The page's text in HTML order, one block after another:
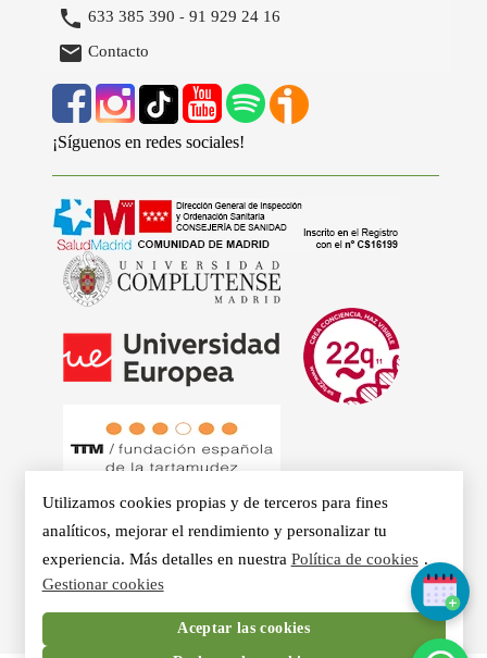
 633 385 390 -91 929 24 16
 Contacto
¡Síguenos en redes sociales!
© 2026 - Clínicas Aurea. Especialistas en Logopedia,
Otorrino, Psicología, Voz Profesional y Nutrición en Madrid.
Utilizamos cookies propias y de terceros para fines
analíticos, mejorar el rendimiento y personalizar tu
experiencia. Más detalles en nuestra Política de cookies .
Gestionar cookies
Aceptar las cookies